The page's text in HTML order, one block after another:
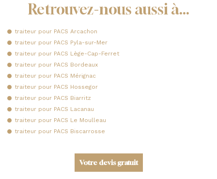
Retrouvez-nous aussi à…
traiteur pour PACS Arcachon
traiteur pour PACS Pyla-sur-Mer
traiteur pour PACS Lège-Cap-Ferret
traiteur pour PACS Bordeaux
traiteur pour PACS Mérignac
traiteur pour PACS Hossegor
traiteur pour PACS Biarritz
traiteur pour PACS Lacanau
traiteur pour PACS Le Moulleau
traiteur pour PACS Biscarrosse
Votre devis gratuit